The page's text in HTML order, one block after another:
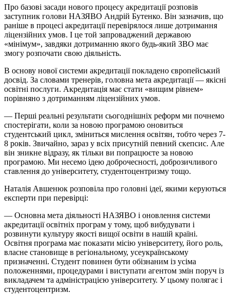
Про базові засади нового процесу акредитації розповів
заступник голови НАЗЯВО Андрій Бутенко. Він зазначив, що
раніше в процесі акредитації перевірялося лише дотримання
ліцензійних умов. І це той запроваджений державою
«мінімум», завдяки дотриманню якого будь-який ЗВО має
змогу розпочати свою діяльність.
В основу нової системи акредитації покладено європейський
досвід. За словами тренерів, головна мета акредитації — якісні
освітні послуги. Акредитація має стати «вищим рівнем»
порівняно з дотриманням ліцензійних умов.
— Перші реальні результати сьогоднішніх реформ ми почнемо
спостерігати, коли за новою програмою оновиться
студентський цикл, зміниться мислення освітян, тобто через 7-
8 років. Звичайно, зараз у всіх присутній певний скепсис. Але
він зникне відразу, як тільки ви попрацюєте за новою
програмою. Ми несемо ідею доброчесності, доброзичливого
ставлення до університету, студентоцентризму тощо.
Наталія Авшенюк розповіла про головні ідеї, якими керуються
експерти при перевірці:
— Основна мета діяльності НАЗЯВО і оновлення системи
акредитації освітніх програм у тому, щоб вибудувати і
розвинути культуру якості вищої освіти в нашій країні.
Освітня програма має показати місію університету, його роль,
власне становище в регіональному, усеукраїнському
призначенні. Студент повинен бути обізнаним із усіма
положеннями, процедурами і виступати агентом змін поруч із
викладачем та адміністрацією університету. У цьому полягає і
студентоцентризм.